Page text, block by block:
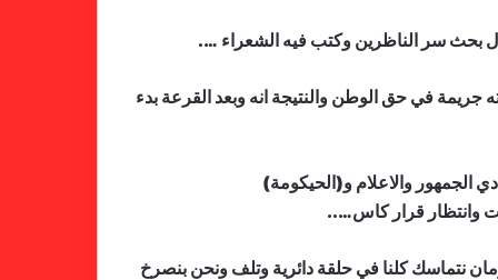
بحث سر الناظرين وكتب فيه الشعراء ….
في حق الوطن والنتيجة انه وبعد القرعة بدء
الجمهور والاعلام و(الحيكومة)
وانتظار قرار كاس…..
نتماسك كلنا في حلقة دائرية وتلف ونحن بنصرخ